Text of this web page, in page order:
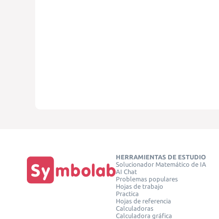
HERRAMIENTAS DE ESTUDIO
Solucionador Matemático de IA
AI Chat
Problemas populares
Hojas de trabajo
Practica
Hojas de referencia
Calculadoras
Calculadora gráfica